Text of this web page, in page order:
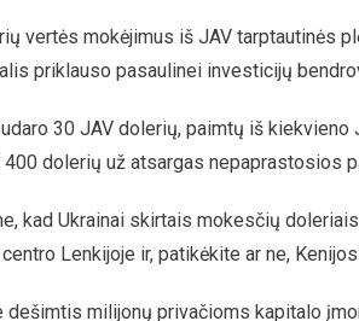
vertės mokėjimus iš JAV tarptautinės
priklauso pasaulinei investicijų
30 JAV dolerių, paimtų iš
400 dolerių už atsargas nepaprastosios
kad Ukrainai skirtais mokesčių
Lenkijoje ir, patikėkite ar ne,
dešimtis milijonų privačioms kapitalo